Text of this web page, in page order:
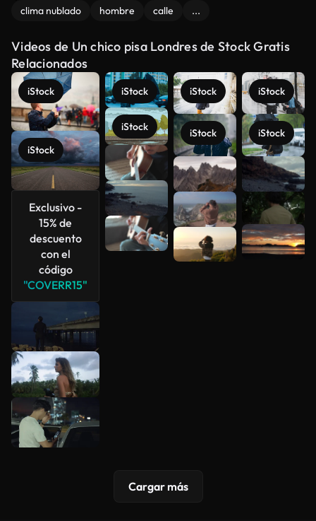
clima nublado hombre calle ...
Videos de Un chico pisa Londres de Stock Gratis
Relacionados
iStock
iStock
Exclusivo -
15% de
descuento
con el
código
"COVERR15"
iStock
iStock
iStock
iStock
iStock
iStock
Ver más
Cargar más